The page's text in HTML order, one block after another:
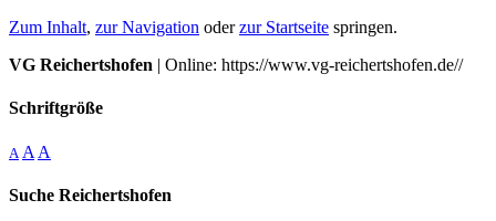
Zum Inhalt, zur Navigation oderzur Startseite springen.
VG Reichertshofen | Online: https://www.vg-reichertshofen.de//
Schriftgröße
A A A
Suche Reichertshofen